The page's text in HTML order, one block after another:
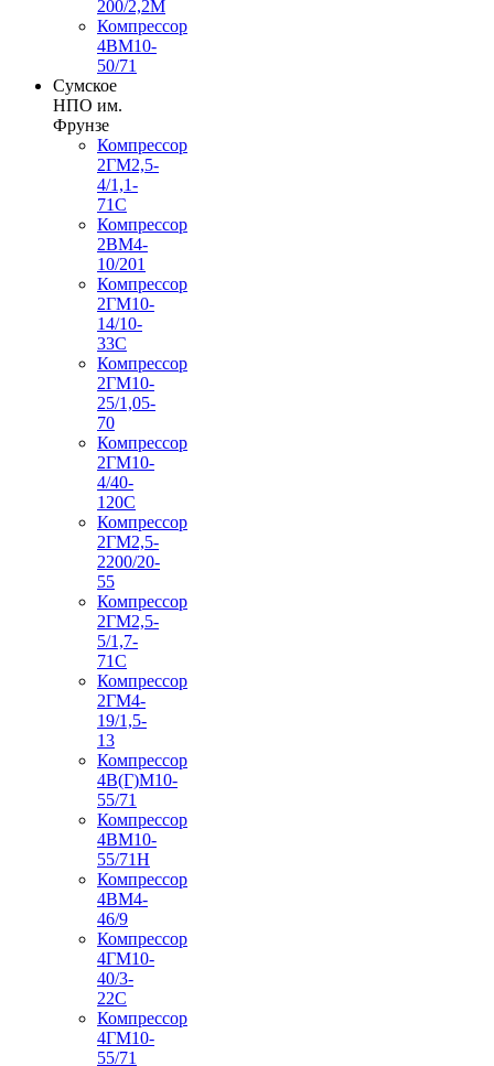
200/2,2М
Компрессор
4ВМ10-
50/71
Сумское
НПО им.
Фрунзе
Компрессор
2ГМ2,5-
4/1,1-
71С
Компрессор
2ВМ4-
10/201
Компрессор
2ГМ10-
14/10-
33С
Компрессор
2ГМ10-
25/1,05-
70
Компрессор
2ГМ10-
4/40-
120С
Компрессор
2ГМ2,5-
2200/20-
55
Компрессор
2ГМ2,5-
5/1,7-
71С
Компрессор
2ГМ4-
19/1,5-
13
Компрессор
4В(Г)М10-
55/71
Компрессор
4ВМ10-
55/71Н
Компрессор
4ВМ4-
46/9
Компрессор
4ГМ10-
40/3-
22С
Компрессор
4ГМ10-
55/71